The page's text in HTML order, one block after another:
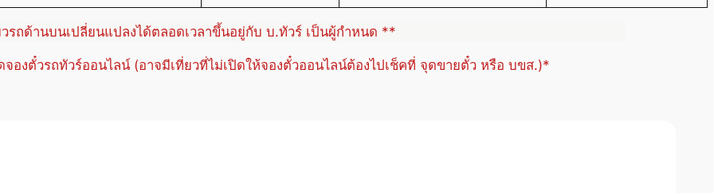
รถด้านบนเปลี่ยนแปลงได้ตลอดเวลาขึ้นอยู่กับ บ.ทัวร์ เป็นผู้กำหนด **
จองตั๋วรถทัวร์ออนไลน์ (อาจมีเที่ยวที่ไม่เปิดให้จองตั๋วออนไลน์ต้องไปเช็คที่ จุดขายตั๋ว หรือ บขส.)*